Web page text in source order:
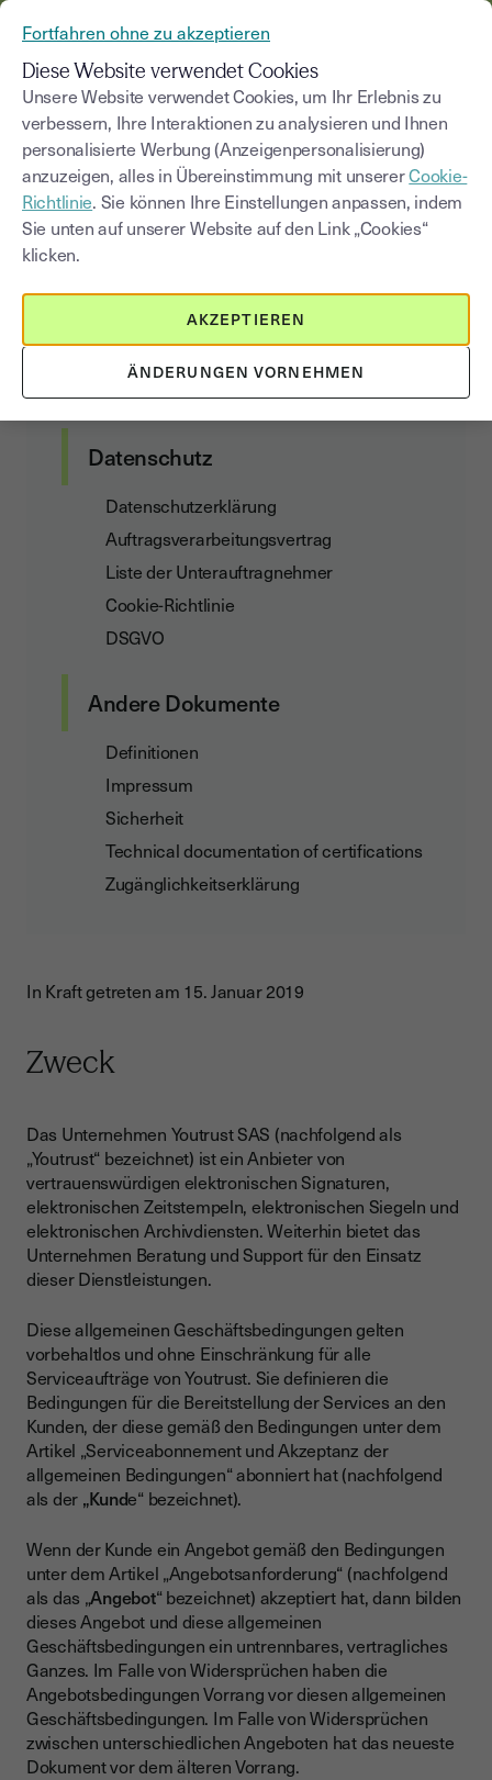
Allgemeine
Geschäftsbedingungen
Kundenvertrag
Allgemeine Nutzungs- und
Abonnementbedingungen
Data Act Addendum
Datenschutz
Datenschutzerklärung
Auftragsverarbeitungsvertrag
Liste der Unterauftragnehmer
Cookie-Richtlinie
DSGVO
Andere Dokumente
Definitionen
Impressum
Sicherheit
Technical documentation of certifications
Zugänglichkeitserklärung
In Kraft getreten am 15. Januar 2019
Zweck
Das Unternehmen Youtrust SAS (nachfolgend als
„Youtrust“ bezeichnet) ist ein Anbieter von
vertrauenswürdigen elektronischen Signaturen,
elektronischen Zeitstempeln, elektronischen Siegeln und
elektronischen Archivdiensten. Weiterhin bietet das
Unternehmen Beratung und Support für den Einsatz
dieser Dienstleistungen.
Diese allgemeinen Geschäftsbedingungen gelten
vorbehaltlos und ohne Einschränkung für alle
Serviceaufträge von Youtrust. Sie definieren die
Bedingungen für die Bereitstellung der Services an den
Kunden, der diese gemäß den Bedingungen unter dem
Artikel „Serviceabonnement und Akzeptanz der
allgemeinen Bedingungen“ abonniert hat (nachfolgend
als der „Kunde“ bezeichnet).
Wenn der Kunde ein Angebot gemäß den Bedingungen
unter dem Artikel „Angebotsanforderung“ (nachfolgend
als das „Angebot“ bezeichnet) akzeptiert hat, dann bilden
dieses Angebot und diese allgemeinen
Geschäftsbedingungen ein untrennbares, vertragliches
Ganzes. Im Falle von Widersprüchen haben die
Angebotsbedingungen Vorrang vor diesen allgemeinen
Geschäftsbedingungen. Im Falle von Widersprüchen
zwischen unterschiedlichen Angeboten hat das neueste
Dokument vor dem älteren Vorrang.
Fortfahren ohne zu akzeptieren
Diese Website verwendet Cookies
Unsere Website verwendet Cookies, um Ihr Erlebnis zu
verbessern, Ihre Interaktionen zu analysieren und Ihnen
personalisierte Werbung (Anzeigenpersonalisierung)
anzuzeigen, alles in Übereinstimmung mit unsererCookie-
Richtlinie. Sie können Ihre Einstellungen anpassen, indem
Sie unten auf unserer Website auf den Link „Cookies“
klicken.
ÄNDERUNGEN VORNEHMEN
AKZEPTIEREN